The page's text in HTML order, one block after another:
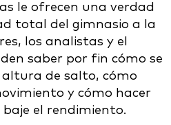
le ofrecen una verdad
total del gimnasio a la
los analistas y el
saber por fin cómo se
de salto, cómo
y cómo hacer
el rendimiento.